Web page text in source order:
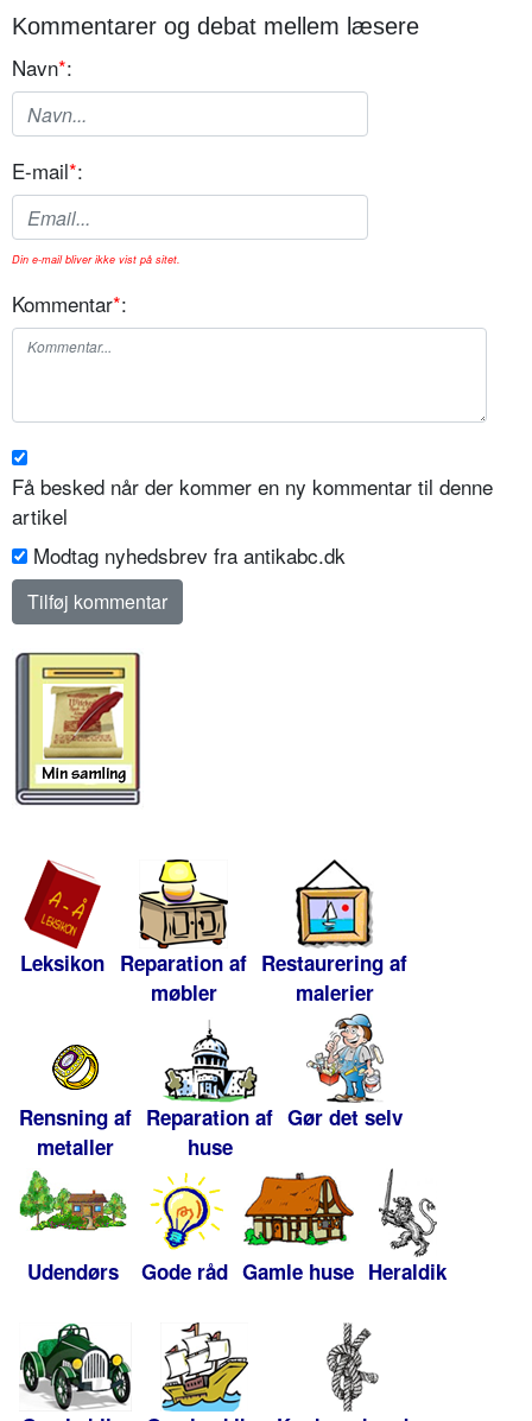
Kommentarer og debat mellem læsere
Navn*:
E-mail*:
Din e-mail bliver ikke vist på sitet.
Kommentar*:
Få besked når der kommer en ny kommentar til denne
artikel
Modtag nyhedsbrev fra antikabc.dk
Leksikon Reparation af
møbler
Restaurering af
malerier
Rensning af
metaller
Reparation af
huse
Gør det selv
Udendørs Gode råd Gamle huse Heraldik